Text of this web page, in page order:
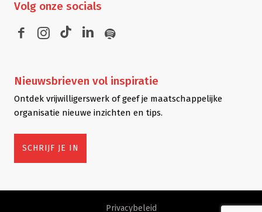
Volg onze socials
Nieuwsbrieven vol inspiratie
Ontdek vrijwilligerswerk of geef je maatschappelijke
organisatie nieuwe inzichten en tips.
SCHRIJF JE IN
Privacybeleid